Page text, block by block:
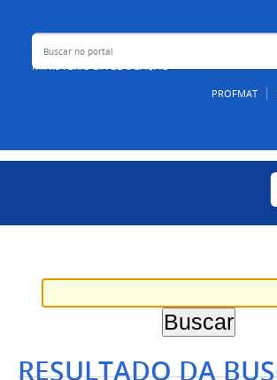
MINISTÉRIO DA EDUCAÇÃO
PROFMAT
RESULTADO DA